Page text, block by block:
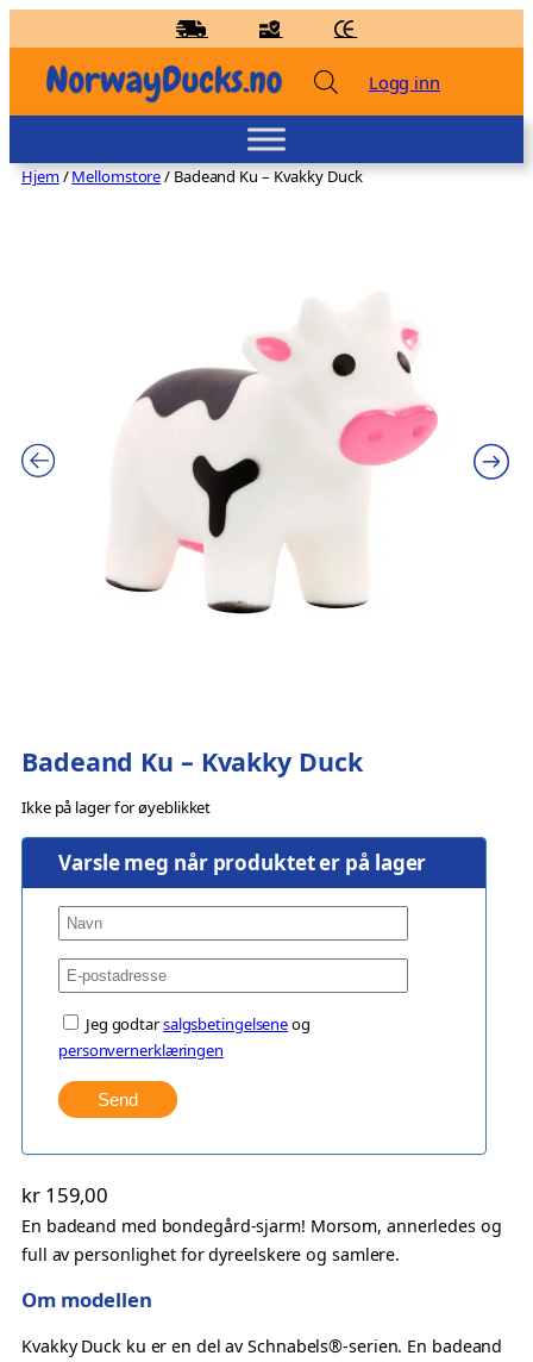
149,00 + LEGG TIL
til
innhold
Logg inn
Hjem/Mellomstore/ Badeand Ku – Kvakky Duck
Badeand Ku – Kvakky Duck
Ikke på lager for øyeblikket
Varsle meg når produktet er på lager
Jeg godtarsalgsbetingelseneog
personvernerklæringen
Send
kr159,00
En badeand med bondegård-sjarm! Morsom, annerledes og
full av personlighet for dyreelskere og samlere.
Om modellen
Kvakky Duck ku er en del av Schnabels®-serien. En badeand